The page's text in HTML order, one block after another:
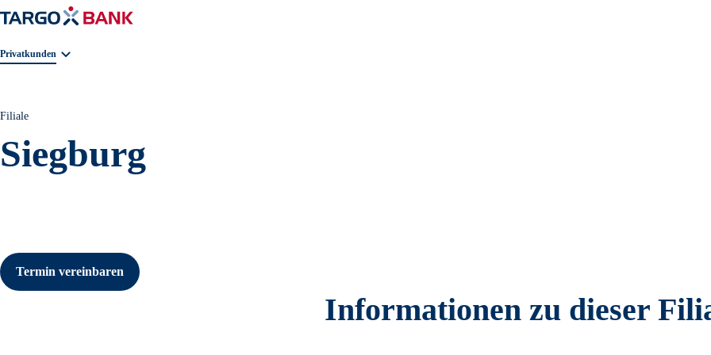
Geschäftsbereichnavigation. Aktuelle Auswahl:
Privatkunden
Filiale
Siegburg
Termin vereinbaren
Informationen zu dieser